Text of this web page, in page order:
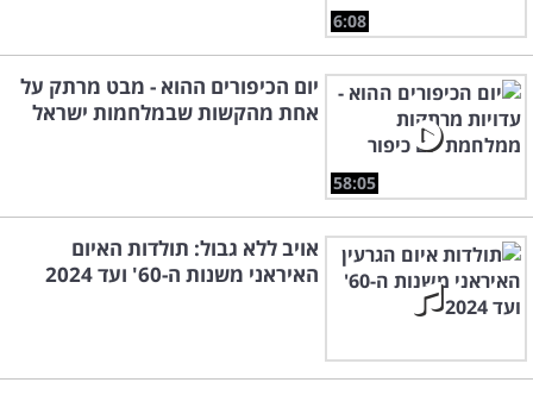
6:08
58:05
יום הכיפורים ההוא - מבט מרתק על
אחת מהקשות שבמלחמות ישראל
אויב ללא גבול: תולדות האיום
האיראני משנות ה-60' ועד 2024